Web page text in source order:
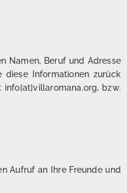
Namen, Beruf und Adresse
diese Informationen zurück
bzw.
Aufruf an Ihre Freunde und